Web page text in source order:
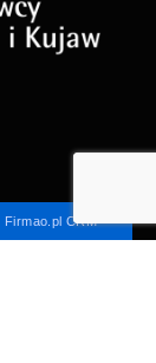
Firmao.pl CRM